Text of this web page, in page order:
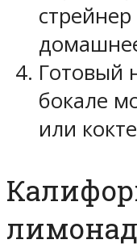
Готовый
бокале
или
лимонад